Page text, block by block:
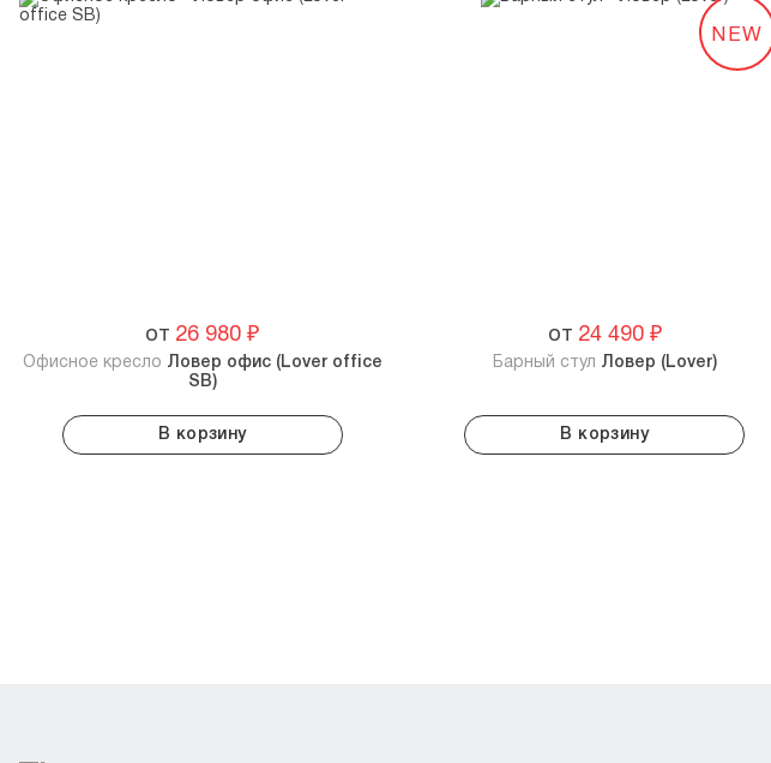
от 26 980 ₽
Офисное кресло Ловер офис (Lover office
SB)
В корзину
NEW
от 24 490₽
Барный стул Ловер (Lover)
В корзину